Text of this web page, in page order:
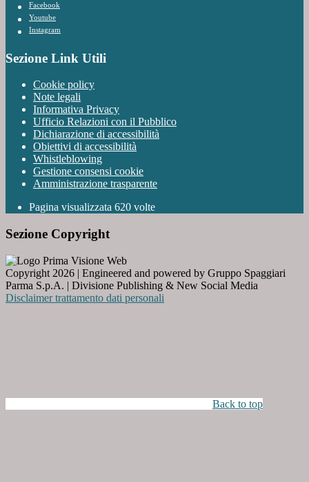
Facebook
Youtube
Instagram
Sezione Link Utili
Cookie policy
Note legali
Informativa Privacy
Ufficio Relazioni con il Pubblico
Dichiarazione di accessibilità
Obiettivi di accessibilità
Whistleblowing
Gestione consensi cookie
Amministrazione trasparente
Pagina visualizzata 620 volte
Sezione Copyright
Copyright 2026 | Engineered and powered by Gruppo Spaggiari
Parma S.p.A. | Divisione Publishing & New Social Media
Disclaimer trattamento dati personali
Back to top